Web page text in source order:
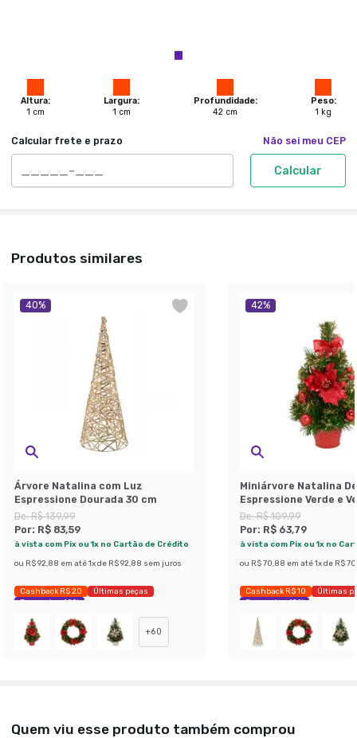
Altura:
1 cm
Largura:
1 cm
Profundidade:
42 cm
Peso:
1 kg
Calcular frete e prazo Não sei meu CEP
Calcular
Produtos similares
40%
Árvore Natalina com Luz
Espressione Dourada 30 cm
De:R$ 139,99
Por: R$ 83,59
à vista com Pix ou 1x no Cartão de Crédito
ou R$ 92,88 em até 1x de R$ 92,88 sem juros
Cashback R$ 20
Últimas peças
Economize 40%
+60
42%
Miniárvore Natalina
Espressione Verde e
cm
De:R$ 109,99
Por: R$ 63,79
à vista com Pix ou 1x no
ou R$ 70,88 em até 1x de R$
Cashback R$ 10
Últimas
Economize 42%
Quem viu esse produto também comprou